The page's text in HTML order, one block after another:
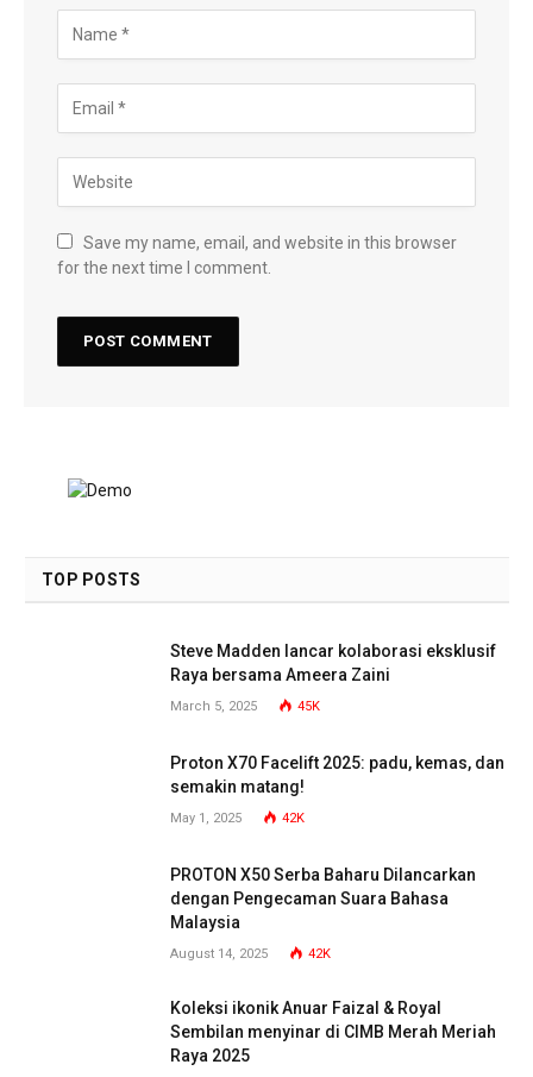
Save my name, email, and website in this browser
for the next time I comment.
TOP POSTS
Steve Madden lancar kolaborasi eksklusif
Raya bersama Ameera Zaini
March 5, 2025 45K
Proton X70 Facelift 2025: padu, kemas, dan
semakin matang!
May 1, 2025 42K
PROTON X50 Serba Baharu Dilancarkan
dengan Pengecaman Suara Bahasa
Malaysia
August 14, 2025 42K
Koleksi ikonik Anuar Faizal & Royal
Sembilan menyinar di CIMB Merah Meriah
Raya 2025